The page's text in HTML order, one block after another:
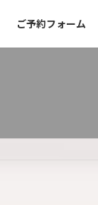
ご予約フォーム